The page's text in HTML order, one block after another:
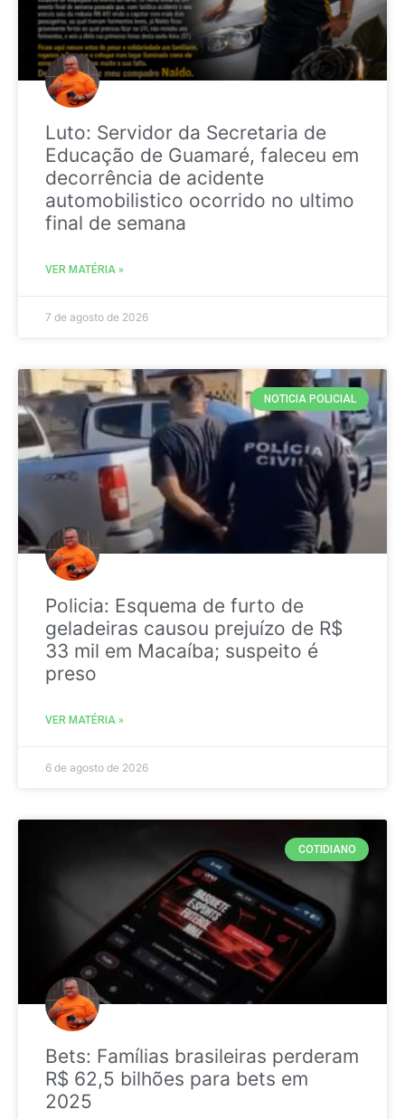
Luto: Servidor da Secretaria de
Educação de Guamaré, faleceu em
decorrência de acidente
automobilistico ocorrido no ultimo
final de semana
VER MATÉRIA »
7 de agosto de 2026
NOTICIA POLICIAL
Policia: Esquema de furto de
geladeiras causou prejuízo de R$
33 mil em Macaíba; suspeito é
preso
VER MATÉRIA »
6 de agosto de 2026
COTIDIANO
Bets: Famílias brasileiras perderam
R$ 62,5 bilhões para bets em
2025